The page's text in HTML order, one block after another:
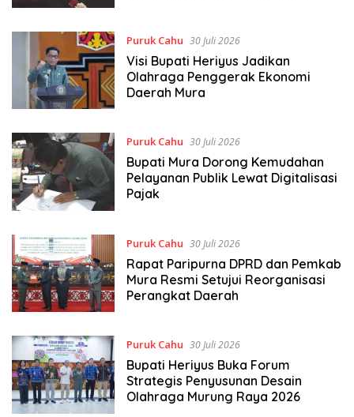
Puruk Cahu 30 Juli 2026
Visi Bupati Heriyus Jadikan
Olahraga Penggerak Ekonomi
Daerah Mura
Puruk Cahu 30 Juli 2026
Bupati Mura Dorong Kemudahan
Pelayanan Publik Lewat Digitalisasi
Pajak
Puruk Cahu 30 Juli 2026
Rapat Paripurna DPRD dan Pemkab
Mura Resmi Setujui Reorganisasi
Perangkat Daerah
Puruk Cahu 30 Juli 2026
Bupati Heriyus Buka Forum
Strategis Penyusunan Desain
Olahraga Murung Raya 2026